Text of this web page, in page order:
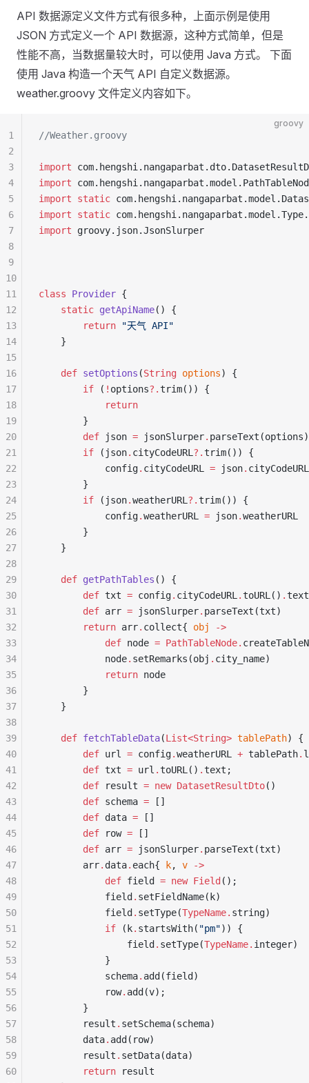
API 数据源定义文件方式有很多种，上面示例是使用
JSON 方式定义一个 API 数据源，这种方式简单，但是
性能不高，当数据量较大时，可以使用 Java 方式。 下面
使用 Java 构造一个天气 API 自定义数据源。
weather.groovy 文件定义内容如下。
groovy
//Weather.groovy
import
import
import static
import static
import groovy.json.JsonSlurper
class Provider {
    static
getApiName() {
        return
"天气 API"
    }
    def
setOptions (String options) {
        if
( ! options?. trim()) {
            return
        }
        def
json = jsonSlurper. parseText(options)
        if
(json. cityCodeURL?. trim()) {
            config
. cityCodeURL = json. cityCodeURL
        }
        if
(json.weatherURL?. trim()) {
            config
.weatherURL = json.weatherURL
        }
    }
    def
getPathTables () {
        def
txt = config. cityCodeURL. toURL() . text
        def
arr = jsonSlurper. parseText(txt)
        return
arr. collect{ obj
->
            def
node = PathTableNode.
            node
. setRemarks(obj . city_name)
            return
node
        }
    }
    def
fetchTableData(List<String> tablePath) {
        def
url = config.weatherURL + tablePath.
        def
txt = url . toURL() . text;
        def
result = new DatasetResultDto()
        def
schema = []
        def
data = []
        def
row = []
        def
arr = jsonSlurper. parseText(txt)
        arr
. data. each{ k, v ->
            def
field = new Field ();
            field
. setFieldName(k)
            field
. setType(TypeName. string)
            if
(k. startsWith( "pm")) {
                field
. setType(TypeName. integer)
            }
            schema
. add(field)
            row
. add(v);
        }
        result
. setSchema(schema)
        data
. add(row)
        result
. setData(data)
        return
result
1
2
3
4
5
6
7
8
9
10
11
12
13
14
15
16
17
18
19
20
21
22
23
24
25
26
27
28
29
30
31
32
33
34
35
36
37
38
39
40
41
42
43
44
45
46
47
48
49
50
51
52
53
54
55
56
57
58
59
60